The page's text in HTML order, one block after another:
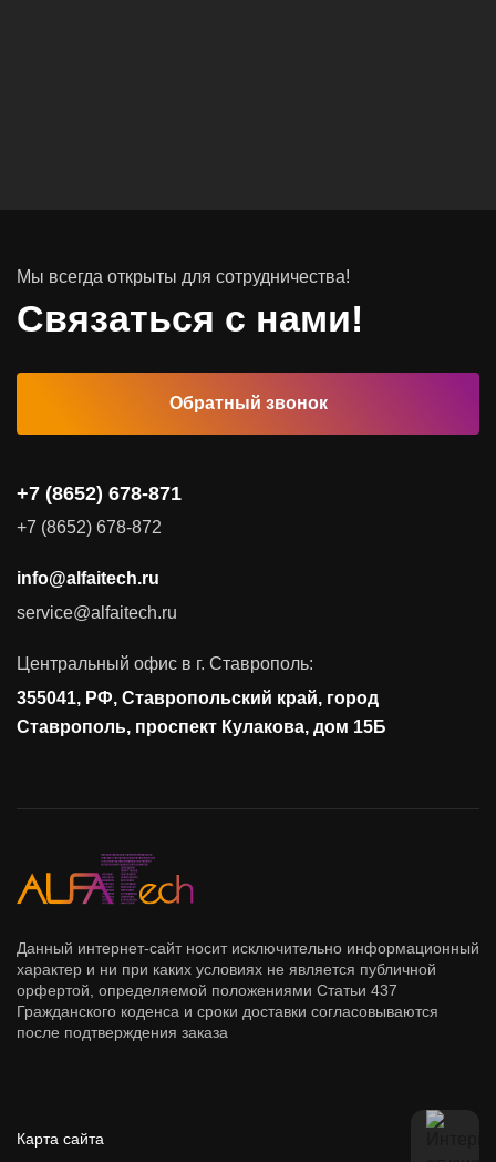
Автоматизированные рабочие места
Видеоконференцсвязь
Поставка продуктов для резервного копирования данных
Соответствие требованиям и стандартам
Антивирусная защита
Управление доступом
Сетевая безопасность
Мы всегда открыты для сотрудничества!
Связаться с нами!
Обратный звонок
+7 (8652) 678-871
+7 (8652) 678-872
info@alfaitech.ru
service@alfaitech.ru
Центральный офис в г. Ставрополь:
355041, РФ, Ставропольский край, город
Ставрополь, проспект Кулакова, дом 15Б
Данный интернет-сайт носит исключительно информационный
характер и ни при каких условиях не является публичной
орфертой, определяемой положениями Статьи 437
Гражданского коденса и сроки доставки согласовываются
после подтверждения заказа
Карта сайта